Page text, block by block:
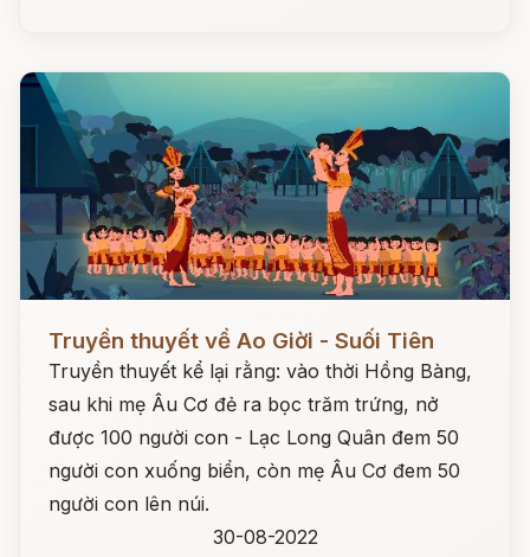
Đọc ngay
Truyền thuyết về Ao Giời - Suối Tiên
Truyền thuyết kể lại rằng: vào thời Hồng Bàng,
sau khi mẹ Âu Cơ đẻ ra bọc trăm trứng, nở
được 100 người con - Lạc Long Quân đem 50
người con xuống biển, còn mẹ Âu Cơ đem 50
người con lên núi.
30-08-2022